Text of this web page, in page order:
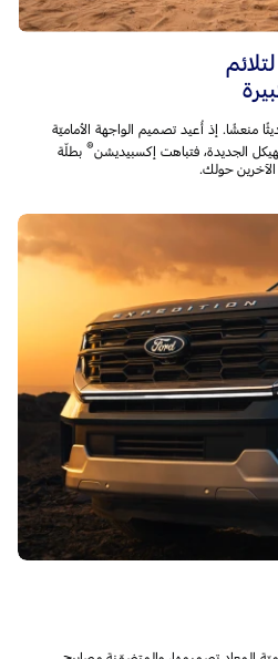
منعشًا. إذ أُعيد تصميم الواجهة الأماميّة
الجديدة، فتباهت إكسبيديشن® بطلّة
حولك.